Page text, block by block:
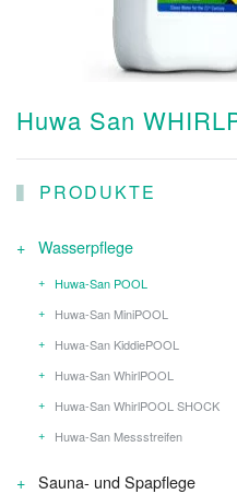
Huwa San
PRODUKTE
Wasserpflege
Huwa-San POOL
Huwa-San MiniPOOL
Huwa-San KiddiePOOL
Huwa-San WhirlPOOL
Huwa-San WhirlPOOL SHOCK
Huwa-San Messstreifen
Sauna- und Spapflege